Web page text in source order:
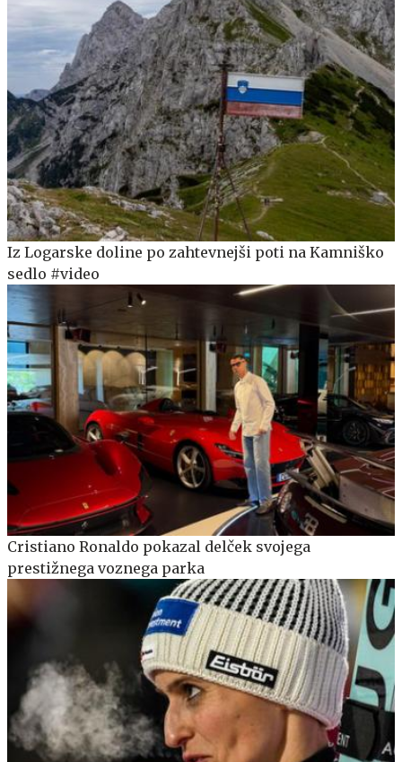
Iz Logarske doline po zahtevnejši poti na Kamniško
sedlo #video
Cristiano Ronaldo pokazal delček svojega
prestižnega voznega parka